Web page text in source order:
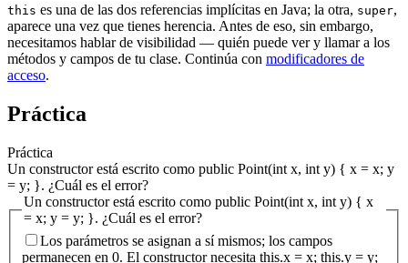
this es una de las dos referencias implícitas en Java; la otra, super,
aparece una vez que tienes herencia. Antes de eso, sin embargo,
necesitamos hablar de visibilidad — quién puede ver y llamar a los
métodos y campos de tu clase. Continúa con modificadores de
acceso.
Práctica
Práctica
Un constructor está escrito como public Point(int x, int y) { x = x; y
= y; }. ¿Cuál es el error?
Un constructor está escrito como public Point(int x, int y) { x
= x; y = y; }. ¿Cuál es el error?
Los parámetros se asignan a sí mismos; los campos
permanecen en 0. El constructor necesita this.x = x; this.y = y;